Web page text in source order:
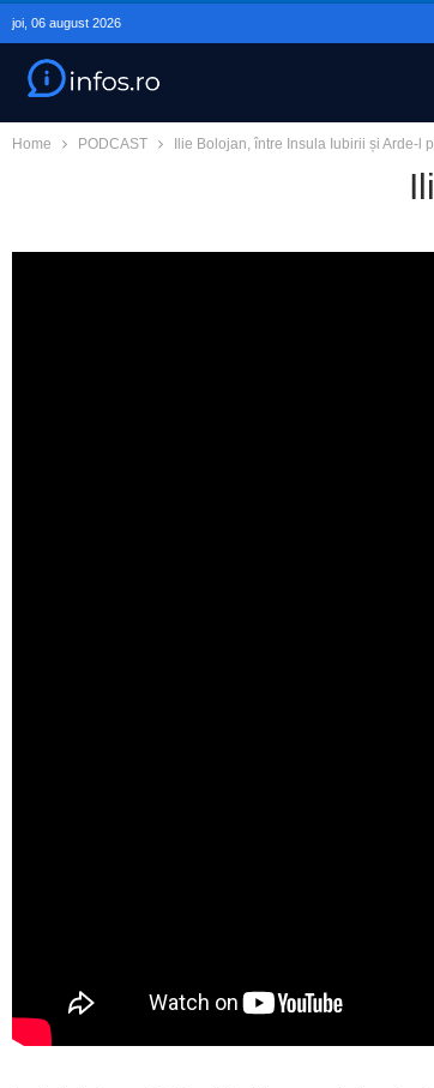
joi, 06 august 2026
Home PODCAST Ilie Bolojan, între Insula Iubirii și Arde-l